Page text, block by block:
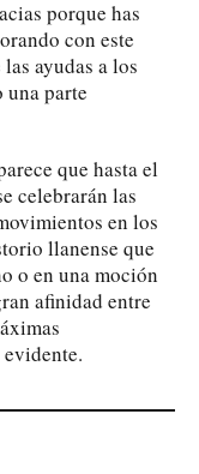
porque has
con este
ayudas a los
parte
que hasta el
celebrarán las
en los
llanense que
o en una moción
afinidad entre